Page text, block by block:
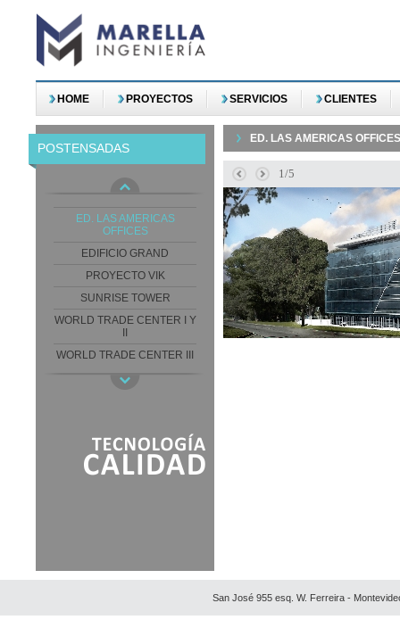
HOME PROYECTOS SERVICIOS CLIENTES
POSTENSADAS
ED. LAS AMERICAS
OFFICES
EDIFICIO GRAND
PROYECTO VIK
SUNRISE TOWER
WORLD TRADE CENTER I Y
WORLD TRADE CENTER III
WTC I-II-III
ED. LAS AMERICAS OFFICES
1/5
San José 955 esq. W. Ferreira -